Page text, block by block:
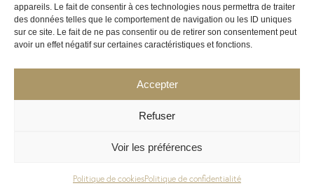
appareils. Le fait de consentir à ces technologies nous permettra de traiter
des données telles que le comportement de navigation ou les ID uniques
sur ce site. Le fait de ne pas consentir ou de retirer son consentement peut
avoir un effet négatif sur certaines caractéristiques et fonctions.
Accepter
Refuser
Voir les préférences
Politique de cookiesPolitique de confidentialité